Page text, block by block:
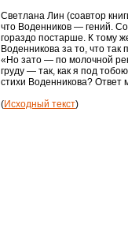
Светлана Лин (соавтор
что Воденников — гений.
гораздо постарше. К тому
Воденникова за то, что
«Но зато — по молочной
груду — так, как я под
стихи Воденникова? Ответ
(Исходный текст)